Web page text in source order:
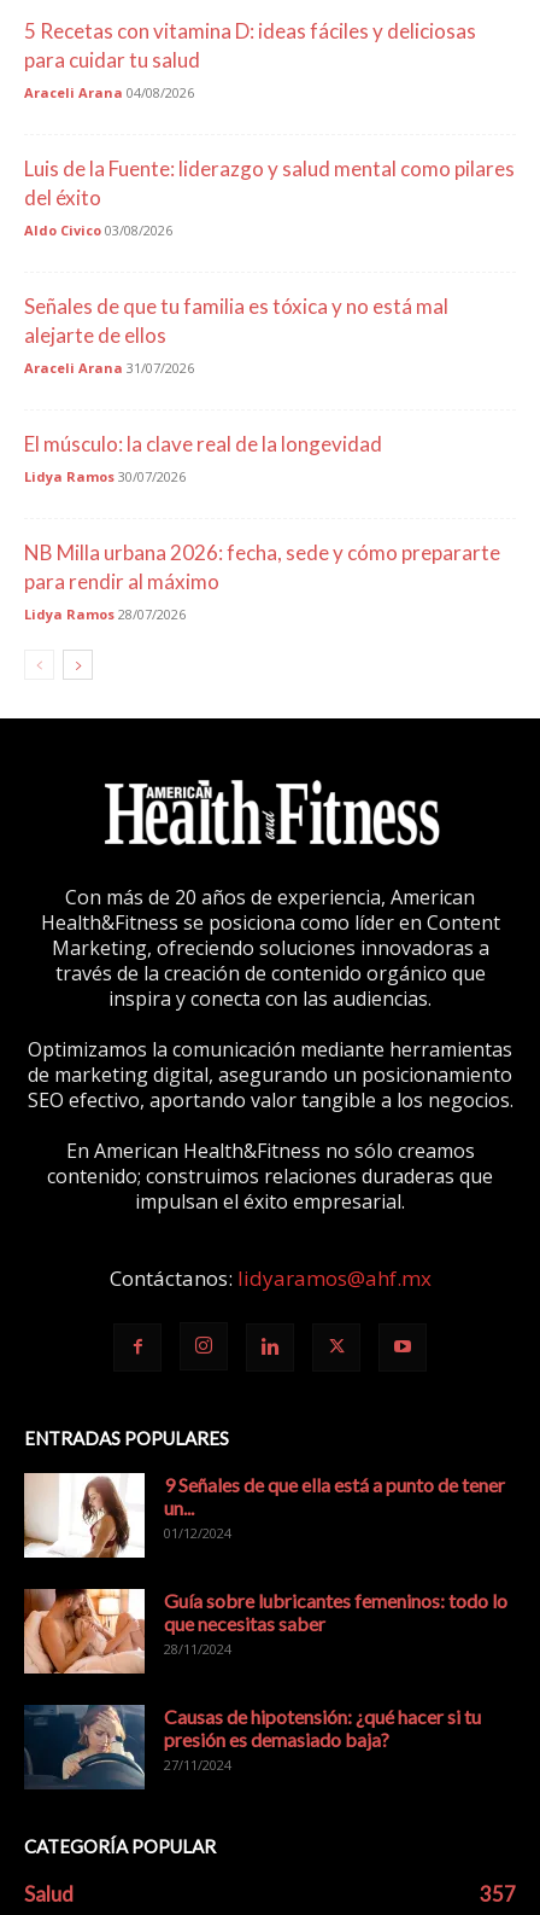
5 Recetas con vitamina D: ideas fáciles y deliciosas
para cuidar tu salud
Araceli Arana 04/08/2026
Luis de la Fuente: liderazgo y salud mental como pilares
del éxito
Aldo Civico 03/08/2026
Señales de que tu familia es tóxica y no está mal
alejarte de ellos
Araceli Arana 31/07/2026
El músculo: la clave real de la longevidad
Lidya Ramos 30/07/2026
NB Milla urbana 2026: fecha, sede y cómo prepararte
para rendir al máximo
Lidya Ramos 28/07/2026
Con más de 20 años de experiencia, American
Health&Fitness se posiciona como líder en Content
Marketing, ofreciendo soluciones innovadoras a
través de la creación de contenido orgánico que
inspira y conecta con las audiencias.
Optimizamos la comunicación mediante herramientas
de marketing digital, asegurando un posicionamiento
SEO efectivo, aportando valor tangible a los negocios.
En American Health&Fitness no sólo creamos
contenido; construimos relaciones duraderas que
impulsan el éxito empresarial.
Contáctanos: lidyaramos@ahf.mx
ENTRADAS POPULARES
9 Señales de que ella está a punto de tener
un...
01/12/2024
Guía sobre lubricantes femeninos: todo lo
que necesitas saber
28/11/2024
Causas de hipotensión: ¿qué hacer si tu
presión es demasiado baja?
27/11/2024
CATEGORÍA POPULAR
Salud 357